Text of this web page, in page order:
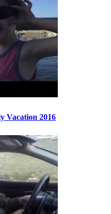
Vacation 2016